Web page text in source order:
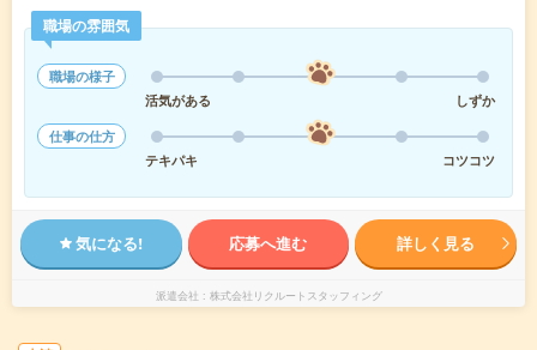
職場の雰囲気
職場の様子
活気がある
しずか
仕事の仕方
テキパキ
コツコツ
気になる! 応募へ進む 詳しく見る
派遣会社 株式会社リクルートスタッフィング